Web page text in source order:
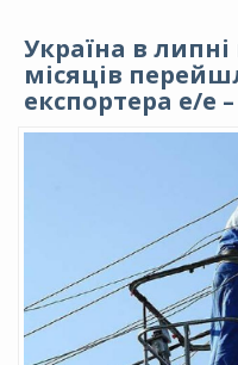
Україна в
місяців
експортера е/е